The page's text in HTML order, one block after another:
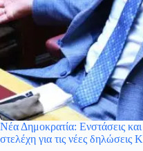
Νέα Δημοκρατία: Ενστάσεις
στελέχη για τις νέες δηλώσεις